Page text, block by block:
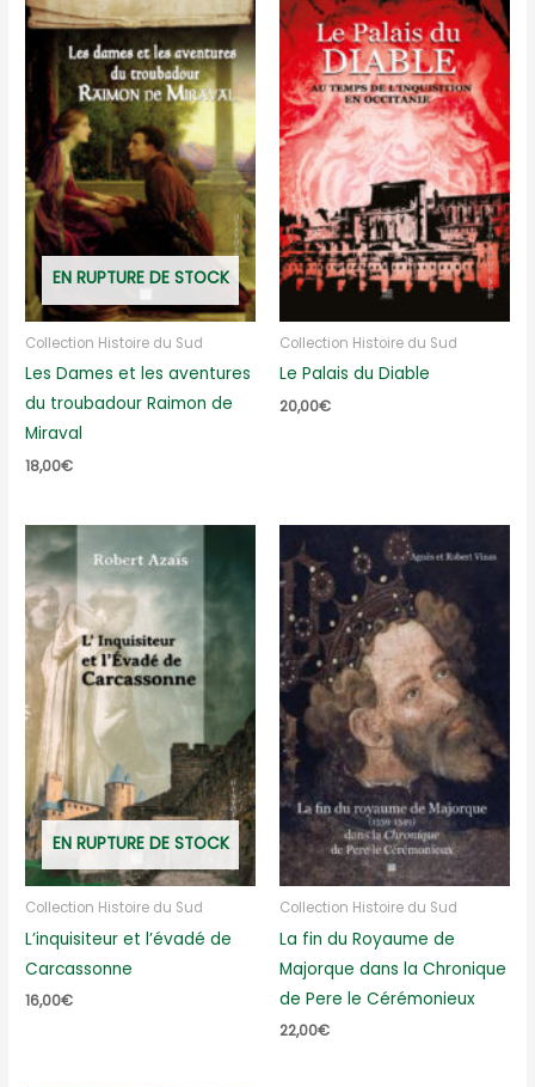
EN RUPTURE DE STOCK
Collection Histoire du Sud
Les Dames et les aventures
du troubadour Raimon de
Miraval
18,00€
Collection Histoire du Sud
Le Palais du Diable
20,00€
EN RUPTURE DE STOCK
Collection Histoire du Sud
L’inquisiteur et l’évadé de
Carcassonne
16,00€
Collection Histoire du Sud
La fin du Royaume de
Majorque dans la Chronique
de Pere le Cérémonieux
22,00€